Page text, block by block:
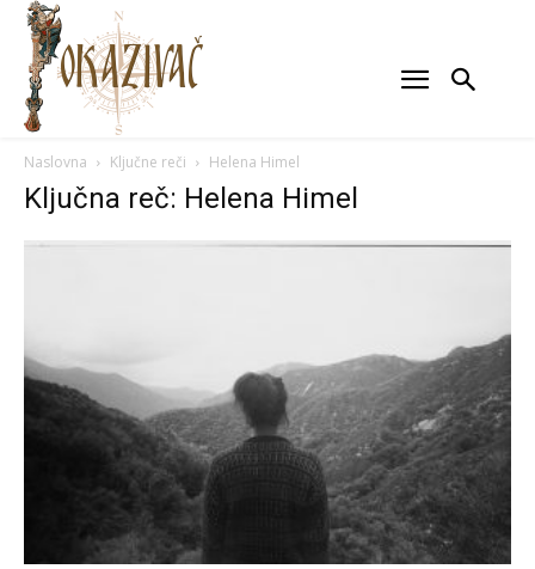
Naslovna Ključne reči Helena Himel
Ključna reč: Helena Himel